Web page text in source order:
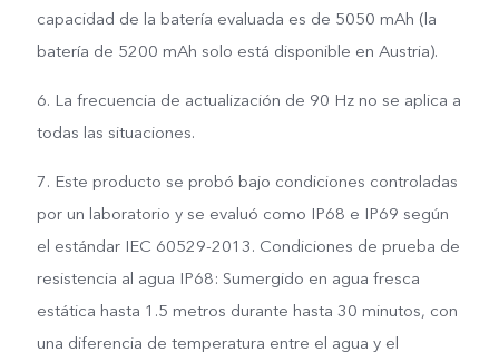
capacidad de la batería evaluada es de 5050 mAh (la
batería de 5200 mAh solo está disponible en Austria).
6. La frecuencia de actualización de 90 Hz no se aplica a
todas las situaciones.
7. Este producto se probó bajo condiciones controladas
por un laboratorio y se evaluó como IP68 e IP69 según
el estándar IEC 60529-2013. Condiciones de prueba de
resistencia al agua IP68: Sumergido en agua fresca
estática hasta 1.5 metros durante hasta 30 minutos, con
una diferencia de temperatura entre el agua y el